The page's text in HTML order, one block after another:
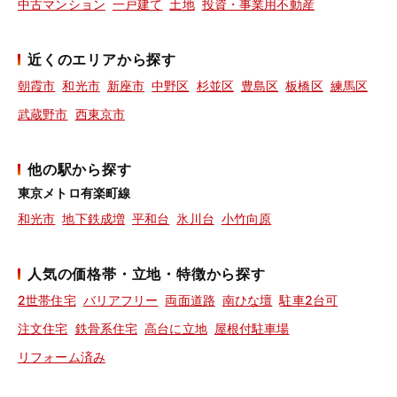
中古マンション 一戸建て 土地 投資・事業用不動産
近くのエリアから探す
朝霞市 和光市 新座市 中野区 杉並区 豊島区 板橋区 練馬区
武蔵野市 西東京市
他の駅から探す
東京メトロ有楽町線
和光市 地下鉄成増 平和台 氷川台 小竹向原
人気の価格帯・立地・特徴から探す
2世帯住宅 バリアフリー 両面道路 南ひな壇 駐車2台可
注文住宅 鉄骨系住宅 高台に立地 屋根付駐車場
リフォーム済み